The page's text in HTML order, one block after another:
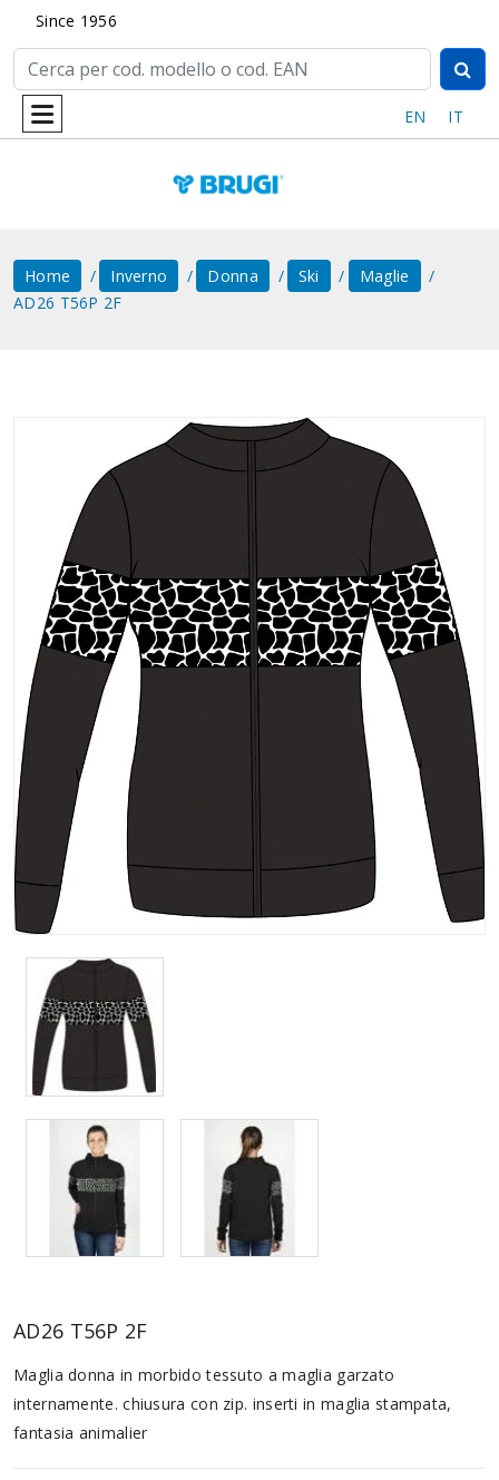
Since 1956
EN IT
Home Inverno Donna Ski
Maglie
AD26 T56P 2F
AD26 T56P 2F
Maglia donna in morbido tessuto a maglia garzato
internamente. chiusura con zip. inserti in maglia stampata,
fantasia animalier